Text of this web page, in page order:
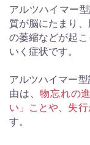
アルツハイマー
質が脳にたまり
の萎縮などが起
いく症状です。
アルツハイマー
由は、物忘れの
い」ことや、失
す。